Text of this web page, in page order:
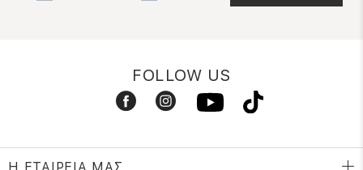
FOLLOW US
Η ΕΤΑΙΡΕΙΑ ΜΑΣ